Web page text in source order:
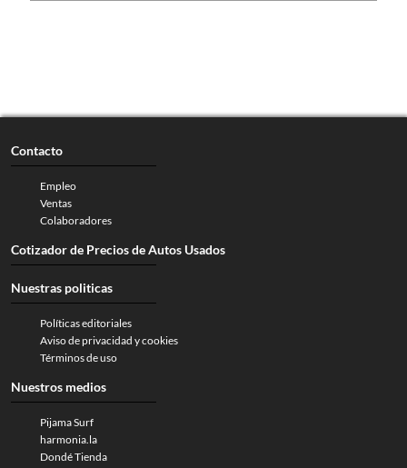
Contacto
Empleo
Ventas
Colaboradores
Cotizador de Precios de Autos Usados
Nuestras politicas
Políticas editoriales
Aviso de privacidad y cookies
Términos de uso
Nuestros medios
Pijama Surf
harmonia.la
Dondé Tienda